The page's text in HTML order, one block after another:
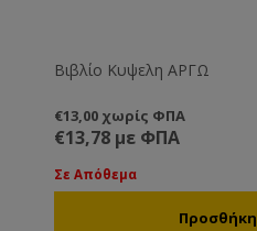
Βιβλίο Κυψελη ΑΡΓΩ
€13,00 χωρίς ΦΠΑ
€13,78 με ΦΠΑ
Σε Απόθεμα